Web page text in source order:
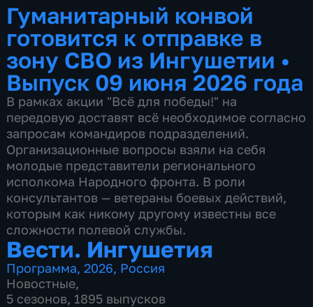
Гуманитарный конвой
готовится к отправке в
зону СВО из Ингушетии •
Выпуск 09 июня 2026 года
В рамках акции "Всё для победы!" на
передовую доставят всё необходимое согласно
запросам командиров подразделений.
Организационные вопросы взяли на себя
молодые представители регионального
исполкома Народного фронта. В роли
консультантов — ветераны боевых действий,
которым как никому другому известны все
сложности полевой службы.
Вести. Ингушетия
Программа,2026, Россия
Новостные,
5 сезонов, 1895 выпусков